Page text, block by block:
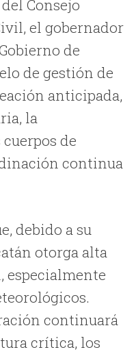
Consejo
el gobernador
de
de gestión de
anticipada,
la
de
continua
debido a su
otorga alta
especialmente
continuará
crítica, los